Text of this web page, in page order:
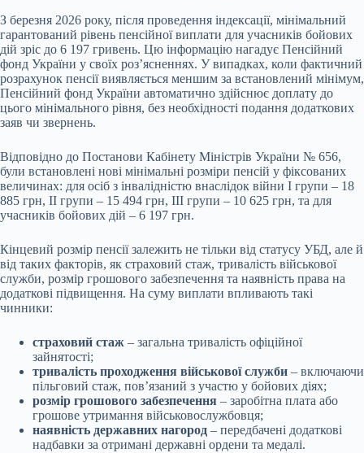
З березня 2026 року, після проведення індексації, мінімальний
гарантований рівень пенсійної виплати для учасників бойових
дій зріс до 6 197 гривень. Цю інформацію нагадує Пенсійний
фонд України у своїх роз’ясненнях. У випадках, коли фактичний
розрахунок пенсії виявляється меншим за встановлений мінімум,
Пенсійний фонд України автоматично здійснює доплату до
цього мінімального рівня, без необхідності подання додаткових
заяв чи звернень.
Відповідно до Постанови Кабінету Міністрів України № 656,
були встановлені нові мінімальні розміри пенсій у фіксованих
величинах: для осіб з інвалідністю внаслідок війни I групи – 18
885 грн, II групи – 15 494 грн, III групи – 10 625 грн, та для
учасників бойових дій – 6 197 грн.
Кінцевий розмір пенсії залежить не тільки від статусу УБД, але й
від таких факторів, як страховий стаж, тривалість військової
служби, розмір грошового забезпечення та наявність права на
додаткові підвищення. На суму виплати впливають такі
чинники:
страховий стаж – загальна тривалість офіційної
зайнятості;
тривалість проходження військової служби – включаючи
пільговий стаж, пов’язаний з участю у бойових діях;
розмір грошового забезпечення – заробітна плата або
грошове утримання військовослужбовця;
наявність державних нагород – передбачені додаткові
надбавки за отримані державні ордени та медалі.